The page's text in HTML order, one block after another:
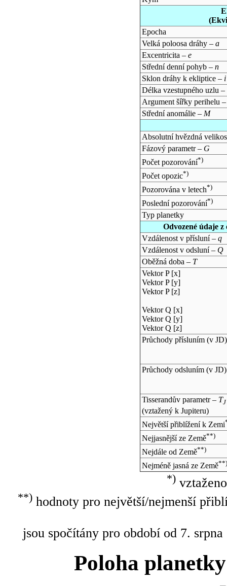
Epocha
Velká poloosa dráhy – a
Excentricita – e
Střední denní pohyb – n
Sklon dráhy k ekliptice – i
Délka vzestupného uzlu –
Argument šířky perihelu
Střední anomálie – M
Absolutní hvězdná
Fázový parametr – G
Počet pozorování*)
Počet opozic*)
Pozorována v letech*)
Poslední pozorování*)
Typ planetky
Odvozené údaje
Vzdálenost v přísluní – q
Vzdálenost v odsluní – Q
Oběžná doba – T
Vektor P [x]
Vektor P [y]
Vektor P [z]
Vektor Q [x]
Vektor Q [y]
Vektor Q [z]
Průchody přísluním (v JD)
Průchody odsluním (v JD)
Tisserandův parametr – TJ
(vztažený k Jupiteru)
Největší přiblížení k Zemi
Nejjasnější ze Země**)
Nejdále od Země**)
Nejméně jasná ze Země**)
*)
**)hodnoty pro největší/nejmenší
jsou spočítány pro období od 7.
Poloha